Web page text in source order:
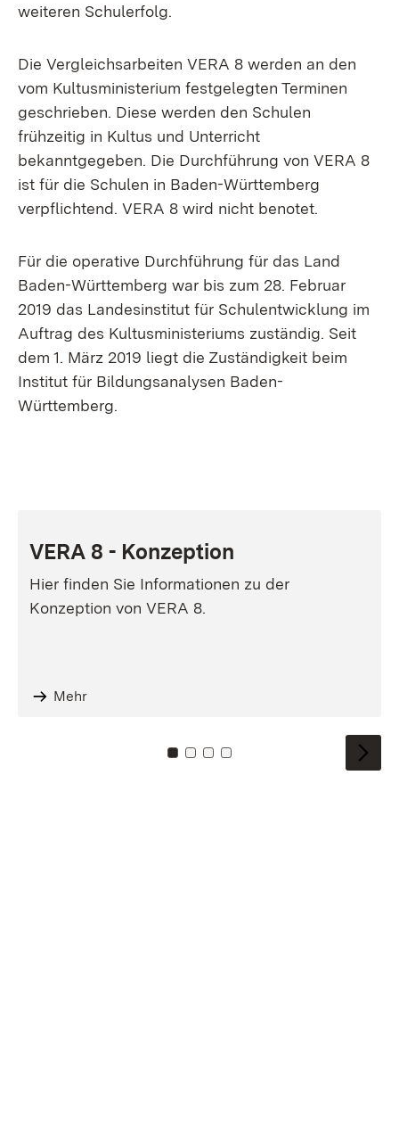
weiteren Schulerfolg.
Die Vergleichsarbeiten VERA 8 werden an den
vom Kultusministerium festgelegten Terminen
geschrieben. Diese werden den Schulen
frühzeitig in Kultus und Unterricht
bekanntgegeben. Die Durchführung von VERA 8
ist für die Schulen in Baden-Württemberg
verpflichtend. VERA 8 wird nicht benotet.
Für die operative Durchführung für das Land
Baden-Württemberg war bis zum 28. Februar
2019 das Landesinstitut für Schulentwicklung im
Auftrag des Kultusministeriums zuständig. Seit
dem 1. März 2019 liegt die Zuständigkeit beim
Institut für Bildungsanalysen Baden-
Württemberg.
VERA 8 - Konzeption
Hier finden Sie Informationen zu der
Konzeption von VERA 8.
Mehr
Zu Kachel: 0
Zu Kachel: 1
Zu Kachel: 2
Zu Kachel: 3